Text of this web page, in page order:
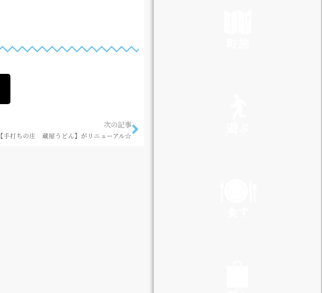
次の記事
【手打ちの庄 蔵屋うどん】がリニューアル☆